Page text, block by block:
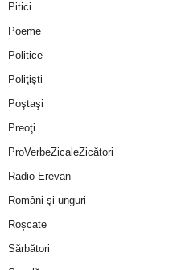
Pitici
Poeme
Politice
Poliţişti
Poştaşi
Preoţi
ProVerbeZicaleZicători
Radio Erevan
Români şi unguri
Roșcate
Sărbători